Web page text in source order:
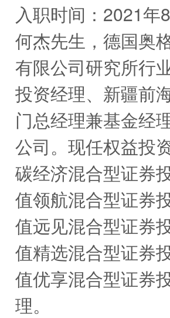
入职时间：2021年
何杰先生，德国奥
有限公司研究所行
投资经理、新疆前
门总经理兼基金经
公司。现任权益投
碳经济混合型证券
值领航混合型证券
值远见混合型证券
值精选混合型证券
值优享混合型证券
理。